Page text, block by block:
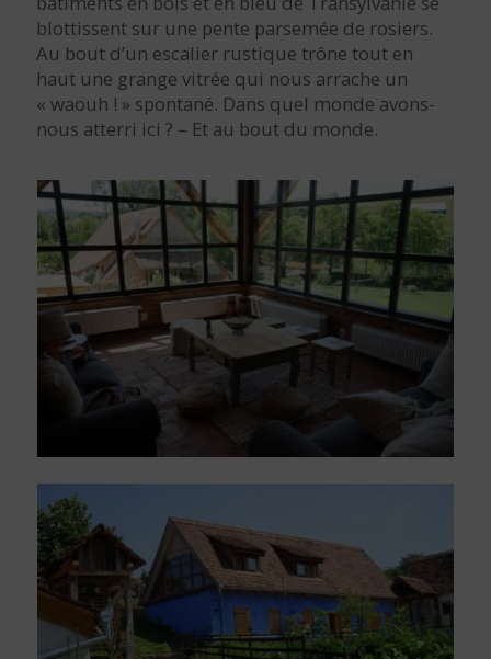
blottissent sur une pente parsemée de rosiers.
Au bout d’un escalier rustique trône tout en
haut une grange vitrée qui nous arrache un
« waouh ! » spontané. Dans quel monde avons-
nous atterri ici ? – Et au bout du monde.